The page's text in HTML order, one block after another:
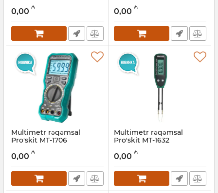
027001002
0,00 ₼ 027001003
0,00 ₼
Multimetr rəqəmsal
Pro'skit MT-1706
027001004
0,00 ₼
Multimetr rəqəmsal
Pro'skit MT-1632
027001005
0,00 ₼